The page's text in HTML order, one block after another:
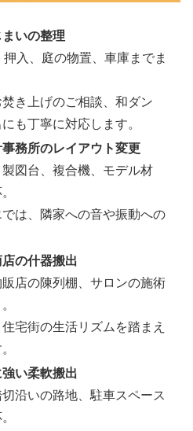
いの整理
入、庭の物置、車庫までま
き上げのご相談、和ダン
も丁寧に対応します。
務所のレイアウト変更
図台、複合機、モデル材
は、隣家への音や振動への
の什器搬出
店の陳列棚、サロンの施術
宅街の生活リズムを踏まえ
い柔軟搬出
沿いの路地、駐車スペース